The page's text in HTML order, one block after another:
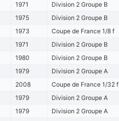
1971
Division 2 Groupe B
1975
Division 2 Groupe B
1973
Coupe de France 1/8 f
1971
Division 2 Groupe B
1980
Division 2 Groupe B
1979
Division 2 Groupe A
2008
Coupe de France 1/32 f
1979
Division 2 Groupe A
1979
Division 2 Groupe A